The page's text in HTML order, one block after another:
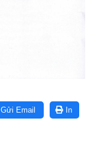
In
Gửi Email